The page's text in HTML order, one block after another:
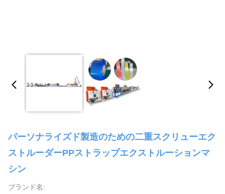
パーソナライズド製造のための二重スクリューエク
ストルーダーPPストラップエクストルーションマ
シン
ブランド名: